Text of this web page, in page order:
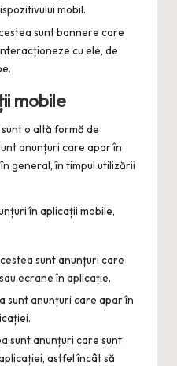
mobil.
sunt bannere care
cu ele, de
mobile
o altă formă de
anunțuri care apar în
general, în timpul utilizării
în aplicații mobile,
sunt anunțuri care
ecrane în aplicație.
sunt anunțuri care apar în
sunt anunțuri care sunt
astfel încât să